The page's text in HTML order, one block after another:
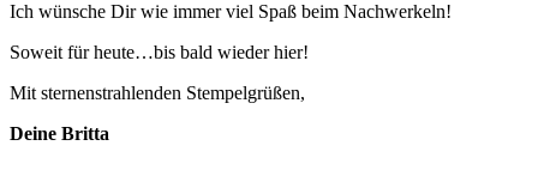
Ich wünsche Dir wie immer viel Spaß beim Nachwerkeln!
Soweit für heute…bis bald wieder hier!
Mit sternenstrahlenden Stempelgrüßen,
Deine Britta